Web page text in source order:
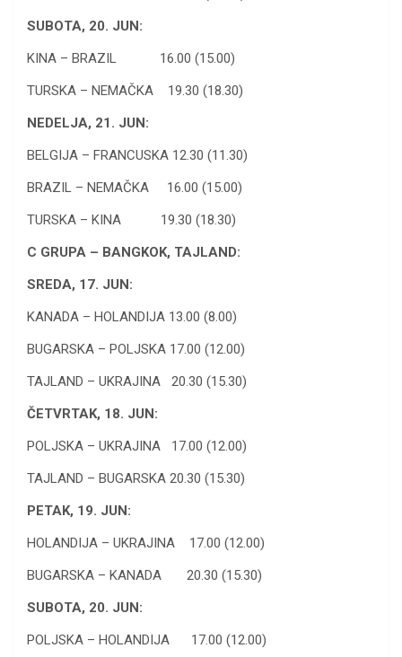
SUBOTA, 20. JUN:
KINA – BRAZIL 16.00 (15.00)
TURSKA – NEMAČKA 19.30 (18.30)
NEDELJA, 21. JUN:
BELGIJA – FRANCUSKA 12.30 (11.30)
BRAZIL – NEMAČKA 16.00 (15.00)
TURSKA – KINA 19.30 (18.30)
C GRUPA – BANGKOK, TAJLAND:
SREDA, 17. JUN:
KANADA – HOLANDIJA 13.00 (8.00)
BUGARSKA – POLJSKA 17.00 (12.00)
TAJLAND – UKRAJINA 20.30 (15.30)
ČETVRTAK, 18. JUN:
POLJSKA – UKRAJINA 17.00 (12.00)
TAJLAND – BUGARSKA 20.30 (15.30)
PETAK, 19. JUN:
HOLANDIJA – UKRAJINA 17.00 (12.00)
BUGARSKA – KANADA 20.30 (15.30)
SUBOTA, 20. JUN:
POLJSKA – HOLANDIJA 17.00 (12.00)